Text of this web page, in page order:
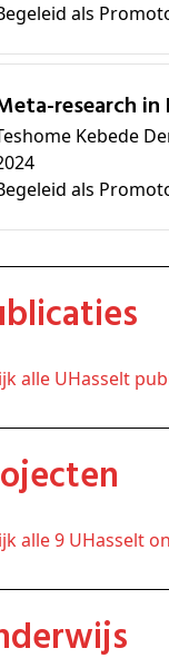
als
Meta-research
Kebede
als
alle UHasselt
alle 9 UHasselt